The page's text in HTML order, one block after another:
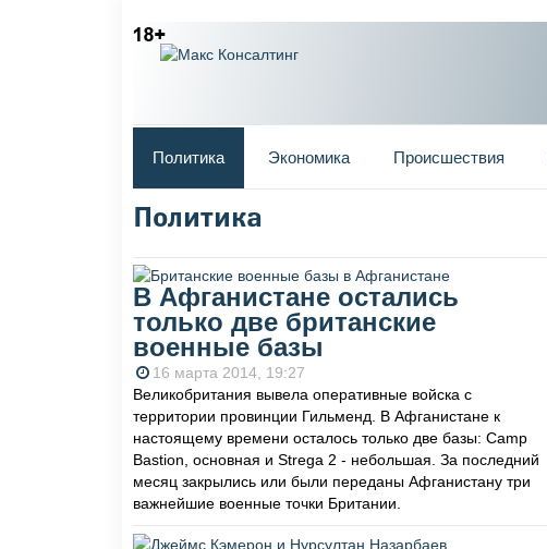
Главное меню
Политика Экономика Происшествия
Вы здесь
Политика
В Афганистане остались
только две британские
военные базы
16 марта 2014, 19:27
Великобритания вывела оперативные войска с
территории провинции Гильменд. В Афганистане к
настоящему времени осталось только две базы: Camp
Bastion, основная и Strega 2 - небольшая. За последний
месяц закрылись или были переданы Афганистану три
важнейшие военные точки Британии.